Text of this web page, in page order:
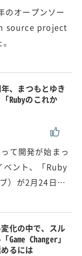
オープンソー
source project
、まつもとゆき
Rubyのこれか
て開発が始まっ
ベント、「Ruby
）が2月24日…
化の中で、スル
Game Changer」
るには